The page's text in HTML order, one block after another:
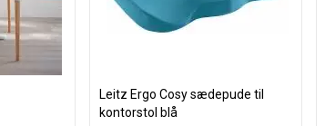
Leitz Ergo Cosy sædepude til
kontorstol blå